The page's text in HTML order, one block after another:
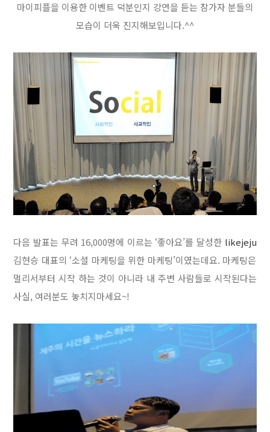
마이피플을 이용한 이벤트 덕분인지 강연을 듣는 참가자 분들의
모습이 더욱 진지해보입니다.^^
다음 발표는 무려 16,000명에 이르는 ‘좋아요’를 달성한 likejeju
김현승 대표의 ‘소셜 마케팅을 위한 마케팅’이였는데요. 마케팅은
멀리서부터 시작 하는 것이 아니라 내 주변 사람들로 시작된다는
사실, 여러분도 놓치지마세요~!